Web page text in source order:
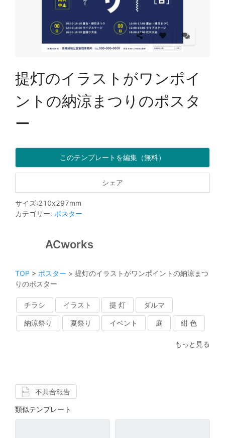
提灯のイラストがワンポイ
ントの納涼まつりのポスタ
ー
このテンプレートを編集（無料）
シェア
サイズ:210x297mm
カテゴリー: ポスター
ACworks
TOP > ポスター > 提灯のイラストがワンポイントの納涼まつ
りのポスター
チラシ イラスト 提 灯 ダルマ
納涼祭り 夏祭り イベント 庭 紺 色
もっと見る
不具合報告
類似テンプレート